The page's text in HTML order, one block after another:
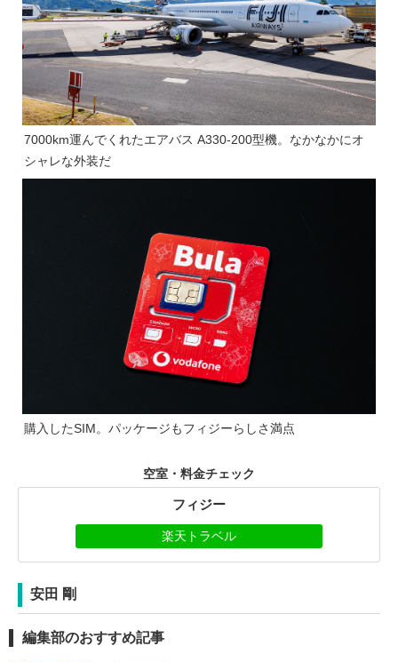
7000km運んでくれたエアバス A330-200型機。なかなかにオ
シャレな外装だ
購入したSIM。パッケージもフィジーらしさ満点
空室・料金チェック
フィジー
楽天トラベル
安田 剛
編集部のおすすめ記事